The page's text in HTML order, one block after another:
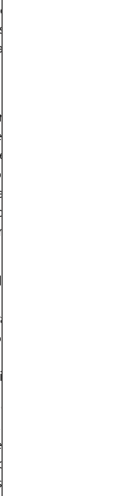
precio mínimo
sustancial. Este
de las
de volatilidad
de
técnicas. El
de mercado
el riesgo de no
grandes en tramos
"scaling in or
y a asegurar
evaluar la
en el
por volumen
Estas
lo largo del tiempo,
del mercado.
de
operadores
los datos del libro
antes